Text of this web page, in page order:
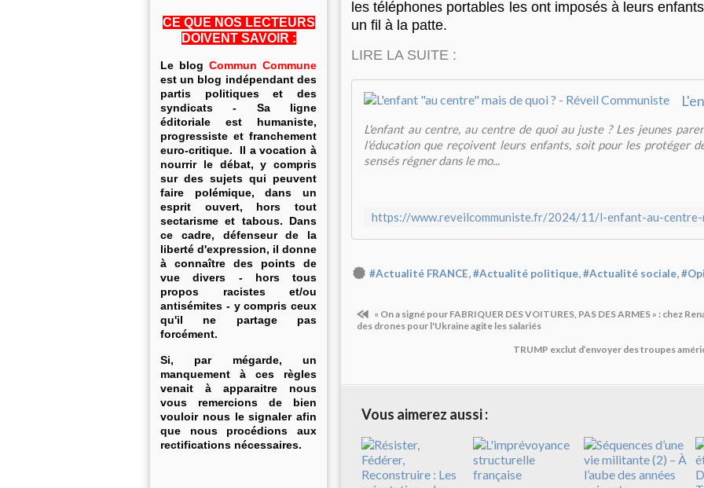
CE QUE NOS LECTEURS
DOIVENT SAVOIR :
Le blog Commun Commune
est un blog indépendant des
partis politiques et des
syndicats - Sa ligne
éditoriale est humaniste,
progressiste et franchement
euro-critique. Il a vocation à
nourrir le débat, y compris
sur des sujets qui peuvent
faire polémique, dans un
esprit ouvert, hors tout
sectarisme et tabous. Dans
ce cadre, défenseur de la
liberté d'expression, il donne
à connaître des points de
vue divers - hors tous
propos racistes et/ou
antisémites - y compris ceux
qu'il ne partage pas
forcément.
Si, par mégarde, un
manquement à ces règles
venait à apparaitre nous
vous remercions de bien
vouloir nous le signaler afin
que nous procédions aux
rectifications nécessaires.
les téléphones portables les ont imposés à leurs
un fil à la patte.
LIRE LA SUITE :
L'enfant au centre, au centre de quoi au juste ? Les jeunes
l'éducation que reçoivent leurs enfants, soit pour les protéger
sensés régner dans le mo...
#Actualité FRANCE,#Actualité politique,#Actualité sociale,
« On a signé pour FABRIQUER DES VOITURES, PAS DES ARMES » : chez
des drones pour l'Ukraine agite les salariés
TRUMP exclut d’envoyer des troupes
Vous aimerez aussi :